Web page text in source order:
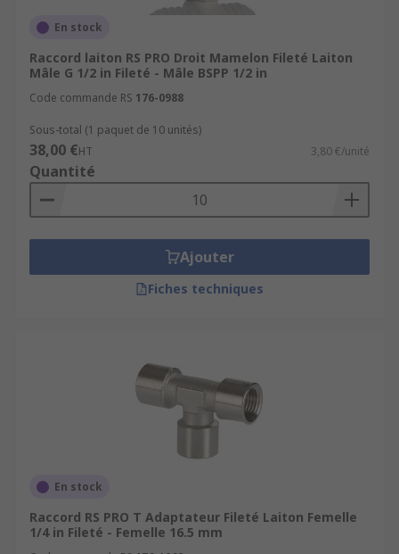
En stock
Raccord laiton RS PRO Droit Mamelon Fileté Laiton
Mâle G 1/2 in Fileté - Mâle BSPP 1/2 in
Code commande RS 176-0988
Sous-total (1 paquet de 10 unités)
38,00 €HT 3,80 €/unité
Quantité
Ajouter
Fiches techniques
En stock
Raccord RS PRO T Adaptateur Fileté Laiton Femelle
1/4 in Fileté - Femelle 16.5 mm